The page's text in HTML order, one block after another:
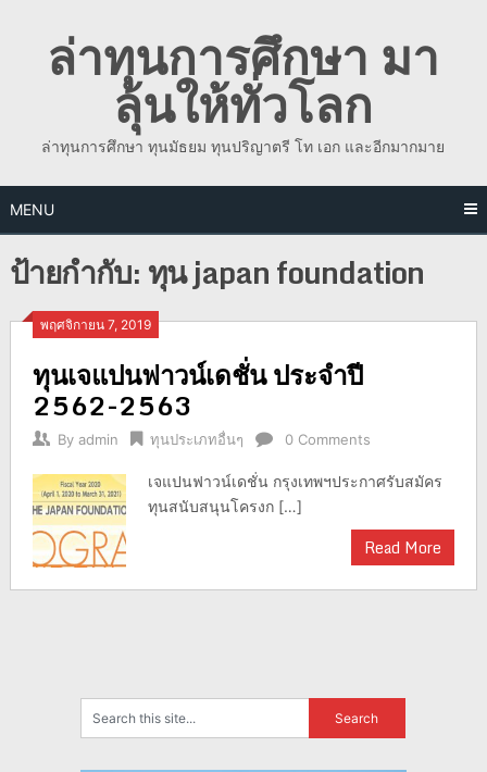
contentล่าทุนการศึกษา มา
ลุ้นให้ทั่วโลก
ล่าทุนการศึกษา ทุนมัธยม ทุนปริญาตรี โท เอก และอีกมากมาย
MENU
ป้ายกำกับ:ทุน japan foundation
พฤศจิกายน 7, 2019
ทุนเจแปนฟาวน์เดชั่น ประจำปี
2562-2563
By admin ทุนประเภทอื่นๆ 0 Comments
เจแปนฟาวน์เดชั่น กรุงเทพฯประกาศรับสมัคร
ทุนสนับสนุนโครงก […]
Read More